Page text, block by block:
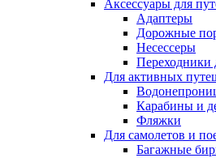
Аксессуары для
Адаптеры
Дорожные
Несессеры
Переходники
Для активных
Карабины и
Фляжки
Для самолетов и
Багажные